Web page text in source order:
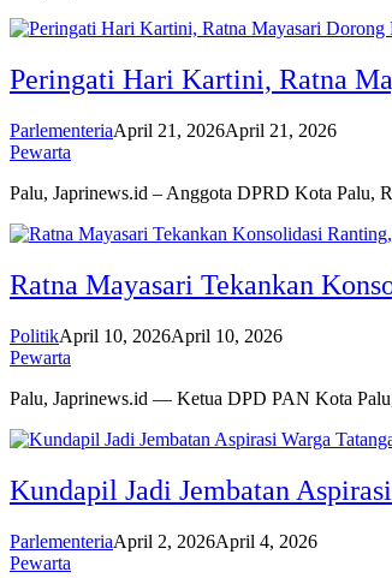
Peringati Hari Kartini, Ratna
ParlementeriaApril 21, 2026April 21, 2026
Pewarta
Palu, Japrinews.id – Anggota DPRD Kota Palu,
Ratna Mayasari Tekankan
PolitikApril 10, 2026April 10, 2026
Pewarta
Palu, Japrinews.id — Ketua DPD PAN Kota
Kundapil Jadi Jembatan
ParlementeriaApril 2, 2026April 4, 2026
Pewarta